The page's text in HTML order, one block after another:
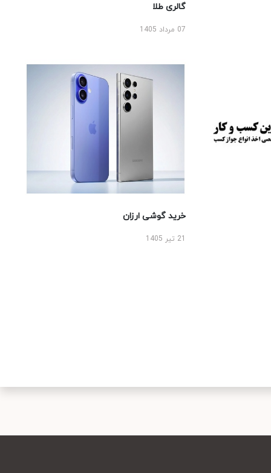
گالری طلا
07 مرداد 1405
خرید گوشی ارزان